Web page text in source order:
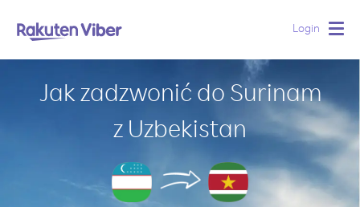
Login
Jak zadzwonić do Surinam
z Uzbekistan